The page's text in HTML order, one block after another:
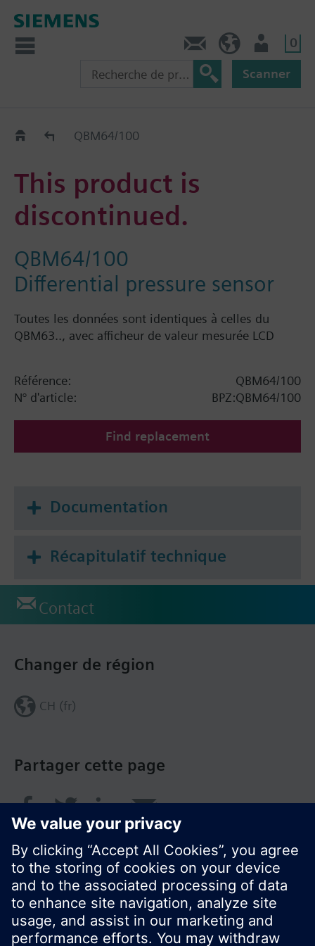
0
Scanner
Old2NewQBM64/100
This product is
discontinued.
QBM64/100
Differential pressure sensor
Toutes les données sont identiques à celles du
QBM63.., avec afficheur de valeur mesurée LCD
Référence:
QBM64/100
N° d'article:
BPZ:QBM64/100
Find replacement
Documentation
Récapitulatif technique
Contact
Partager cette page
Changer de région
CH (fr)
© Siemens Switzerland Ltd. 2018